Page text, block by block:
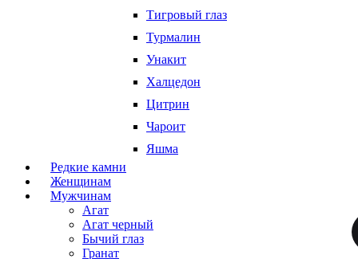
Тигровый глаз
Турмалин
Унакит
Халцедон
Цитрин
Чароит
Яшма
Редкие камни
Женщинам
Мужчинам
Агат
Агат черный
Бычий глаз
Гранат